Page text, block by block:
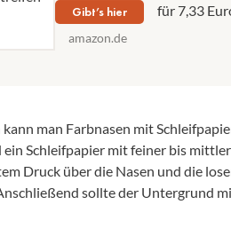
Gibt’s hier für 7,33
amazon.de
man Farbnasen mit
Schleifpapier mit feiner bis
Druck über die Nasen und die
sollte der Untergrund